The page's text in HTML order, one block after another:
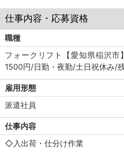
仕事内容・応募資格
職種
フォークリフト【愛知県稲沢
1500円/日勤・夜勤/土日祝休み/
雇用形態
派遣社員
仕事内容
◇入出荷・仕分け作業